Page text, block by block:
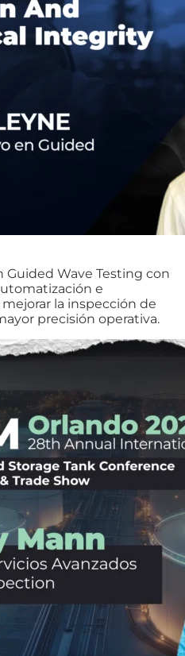
Guided Wave Testing con
e
la inspección de
precisión operativa.